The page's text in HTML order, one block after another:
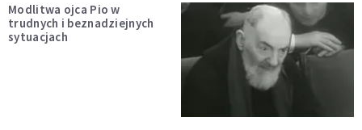
Modlitwa ojca Pio w
trudnych i beznadziejnych
sytuacjach